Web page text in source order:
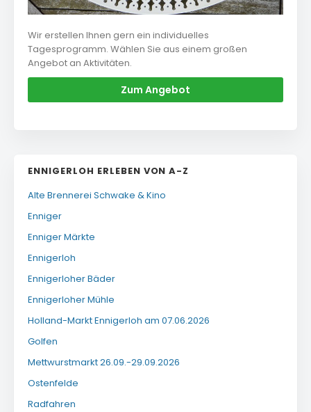
Wir erstellen Ihnen gern ein individuelles
Tagesprogramm. Wählen Sie aus einem großen
Angebot an Aktivitäten.
Zum Angebot
ENNIGERLOH ERLEBEN VON A-Z
Alte Brennerei Schwake & Kino
Enniger
Enniger Märkte
Ennigerloh
Ennigerloher Bäder
Ennigerloher Mühle
Holland-Markt Ennigerloh am 07.06.2026
Golfen
Mettwurstmarkt 26.09.-29.09.2026
Ostenfelde
Radfahren